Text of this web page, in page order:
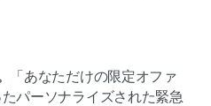
「あなただけの限定オファ
パーソナライズされた緊急